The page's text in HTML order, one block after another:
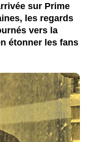
sur Prime
les regards
vers la
étonner les fans